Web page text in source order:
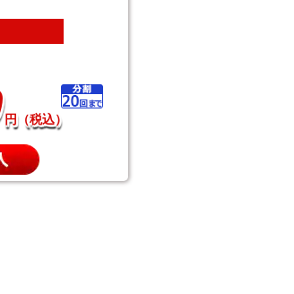
円（税込）